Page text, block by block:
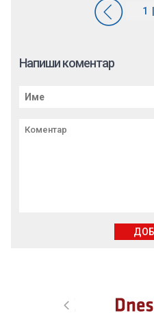
Напиши коментар